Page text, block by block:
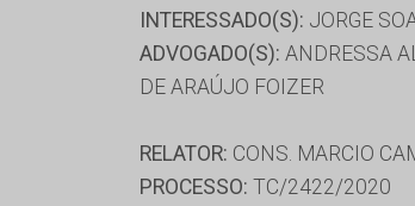
INTERESSADO(S): JORGE
ADVOGADO(S): ANDRESSA
DE ARAÚJO FOIZER
RELATOR: CONS. MARCIO
PROCESSO: TC/2422/2020